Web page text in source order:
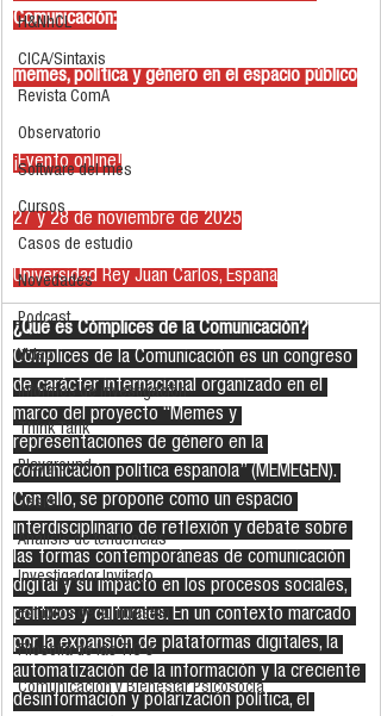
H&NhCL
CICA/Sintaxis
Revista ComA
Observatorio
Software del mes
Cursos
Casos de estudio
Novedades
Podcast
Video
Informes de investigación
Think Tank
Playground
Tesis
Análisis de tendencias
Investigador Invitado
Estudios de la industria
Filosofía de las TIC´s
Comunicación y Bienestar Psicosocia
Comunicación:
memes, política y género en el espacio público
¡Evento online!
27 y 28 de noviembre de 2025
Universidad Rey Juan Carlos, España
¿Qué es Cómplices de la Comunicación?
Cómplices de la Comunicación es un congreso
de carácter internacional organizado en el
marco del proyecto “Memes y
representaciones de género en la
comunicación política española” (MEMEGEN).
Con ello, se propone como un espacio
interdisciplinario de reflexión y debate sobre
las formas contemporáneas de comunicación
digital y su impacto en los procesos sociales,
políticos y culturales. En un contexto marcado
por la expansión de plataformas digitales, la
automatización de la información y la creciente
desinformación y polarización política, el